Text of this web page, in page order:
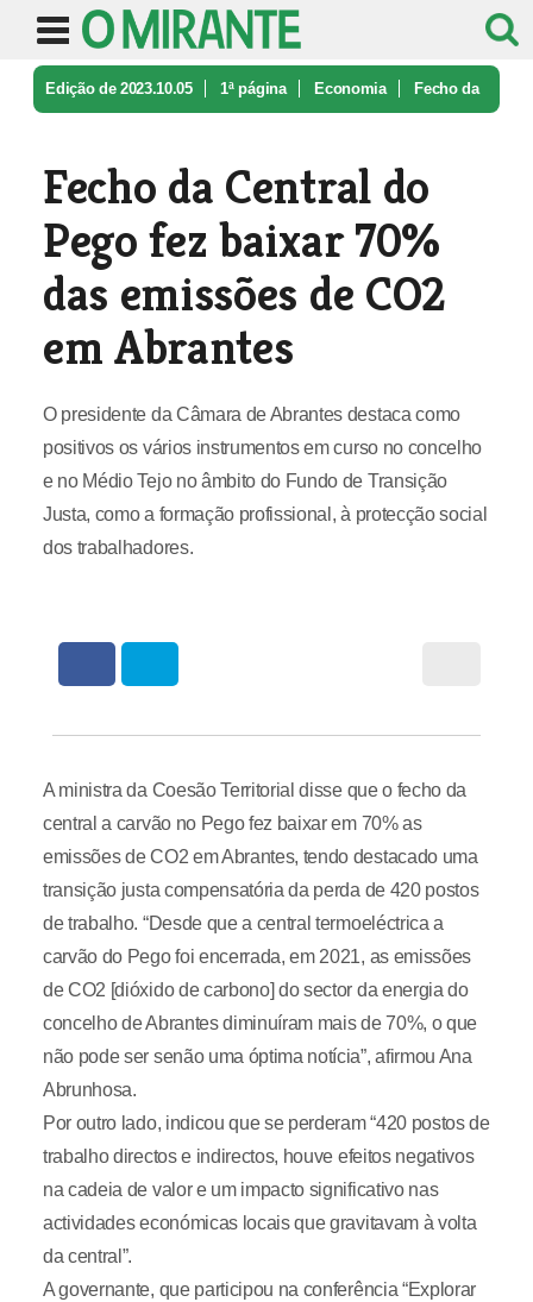
Edição de 2023.10.05 1ª página Economia Fecho da
Fecho da Central do
Pego fez baixar 70%
das emissões de CO2
em Abrantes
O presidente da Câmara de Abrantes destaca como
positivos os vários instrumentos em curso no concelho
e no Médio Tejo no âmbito do Fundo de Transição
Justa, como a formação profissional, à protecção social
dos trabalhadores.
A ministra da Coesão Territorial disse que o fecho da
central a carvão no Pego fez baixar em 70% as
emissões de CO2 em Abrantes, tendo destacado uma
transição justa compensatória da perda de 420 postos
de trabalho. “Desde que a central termoeléctrica a
carvão do Pego foi encerrada, em 2021, as emissões
de CO2 [dióxido de carbono] do sector da energia do
concelho de Abrantes diminuíram mais de 70%, o que
não pode ser senão uma óptima notícia”, afirmou Ana
Abrunhosa.
Por outro lado, indicou que se perderam “420 postos de
trabalho directos e indirectos, houve efeitos negativos
na cadeia de valor e um impacto significativo nas
actividades económicas locais que gravitavam à volta
da central”.
A governante, que participou na conferência “Explorar